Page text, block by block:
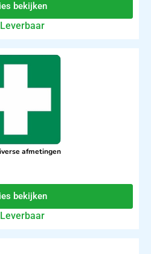
bekijken
Leverbaar
afmetingen
bekijken
Leverbaar